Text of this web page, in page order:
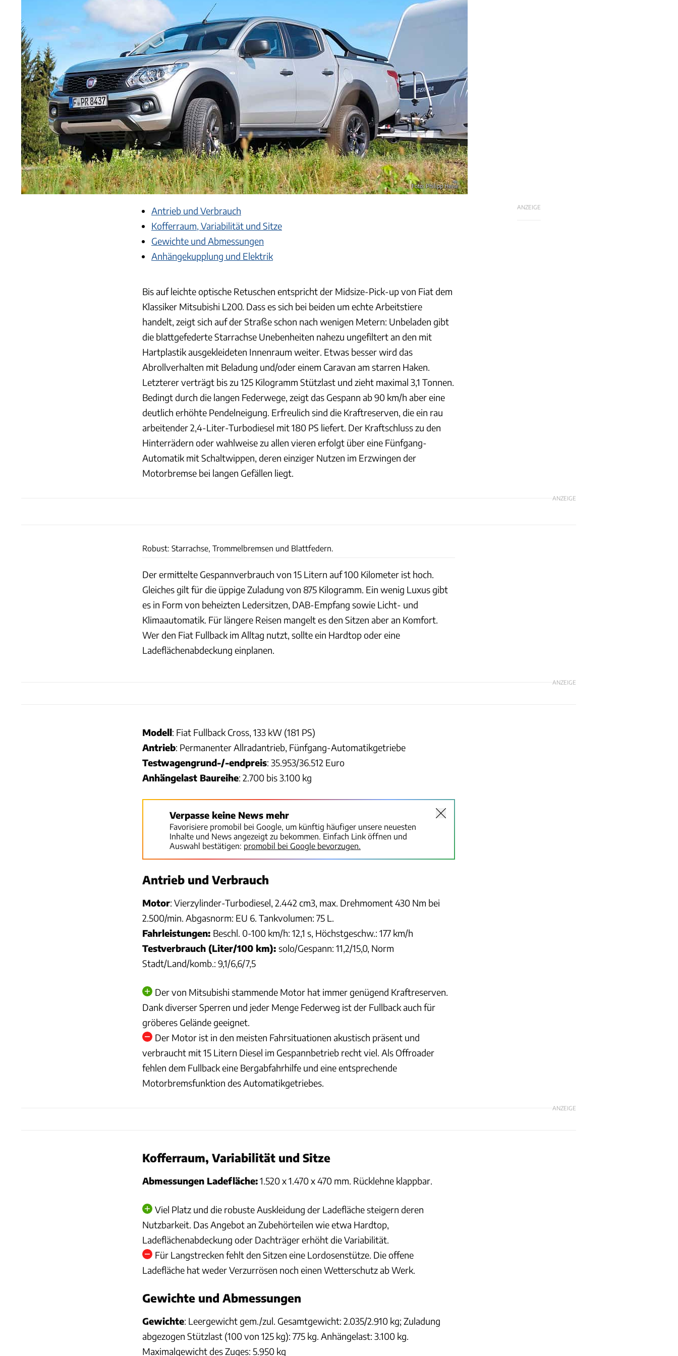
Foto: Philipp Heise
ANZEIGE
Antrieb und Verbrauch
Kofferraum, Variabilität und Sitze
Gewichte und Abmessungen
Anhängekupplung und Elektrik
Bis auf leichte optische Retuschen entspricht der Midsize-Pick-up von Fiat dem
Klassiker Mitsubishi L200. Dass es sich bei beiden um echte Arbeitstiere
handelt, zeigt sich auf der Straße schon nach wenigen Metern: Unbeladen gibt
die blattgefederte Starrachse Unebenheiten nahezu ungefiltert an den mit
Hartplastik ausgekleideten Innenraum weiter. Etwas besser wird das
Abrollverhalten mit Beladung und/oder einem Caravan am starren Haken.
Letzterer verträgt bis zu 125 Kilogramm Stützlast und zieht maximal 3,1 Tonnen.
Bedingt durch die langen Federwege, zeigt das Gespann ab 90 km/h aber eine
deutlich erhöhte Pendelneigung. Erfreulich sind die Kraftreserven, die ein rau
arbeitender 2,4-Liter-Turbodiesel mit 180 PS liefert. Der Kraftschluss zu den
Hinterrädern oder wahlweise zu allen vieren erfolgt über eine Fünfgang-
Automatik mit Schaltwippen, deren einziger Nutzen im Erzwingen der
Motorbremse bei langen Gefällen liegt.
ANZEIGE
Robust: Starrachse, Trommelbremsen und Blattfedern.
Der ermittelte Gespannverbrauch von 15 Litern auf 100 Kilometer ist hoch.
Gleiches gilt für die üppige Zuladung von 875 Kilogramm. Ein wenig Luxus gibt
es in Form von beheizten Ledersitzen, DAB-Empfang sowie Licht- und
Klimaautomatik. Für längere Reisen mangelt es den Sitzen aber an Komfort.
Wer den Fiat Fullback im Alltag nutzt, sollte ein Hardtop oder eine
Ladeflächenabdeckung einplanen.
ANZEIGE
Modell: Fiat Fullback Cross, 133 kW (181 PS)
Antrieb: Permanenter Allradantrieb, Fünfgang-Automatikgetriebe
Testwagengrund-/-endpreis: 35.953/36.512 Euro
Anhängelast Baureihe: 2.700 bis 3.100 kg
Verpasse keine News mehr
Favorisiere promobil bei Google, um künftig häufiger unsere neuesten
Inhalte und News angezeigt zu bekommen. Einfach Link öffnen und
Auswahl bestätigen: promobil bei Google bevorzugen.
Antrieb und Verbrauch
Motor: Vierzylinder-Turbodiesel, 2.442 cm3, max. Drehmoment 430 Nm bei
2.500/min. Abgasnorm: EU 6. Tankvolumen: 75 L.
Fahrleistungen: Beschl. 0-100 km/h: 12,1 s, Höchstgeschw.: 177 km/h
Testverbrauch (Liter/100 km): solo/Gespann: 11,2/15,0, Norm
Stadt/Land/komb.: 9,1/6,6/7,5
Der von Mitsubishi stammende Motor hat immer genügend Kraftreserven.
Dank diverser Sperren und jeder Menge Federweg ist der Fullback auch für
gröberes Gelände geeignet.
Der Motor ist in den meisten Fahrsituationen akustisch präsent und
verbraucht mit 15 Litern Diesel im Gespannbetrieb recht viel. Als Offroader
fehlen dem Fullback eine Bergabfahrhilfe und eine entsprechende
Motorbremsfunktion des Automatikgetriebes.
ANZEIGE
Kofferraum, Variabilität und Sitze
Abmessungen Ladefläche:1.520 x 1.470 x 470 mm. Rücklehne klappbar.
Viel Platz und die robuste Auskleidung der Ladefläche steigern deren
Nutzbarkeit. Das Angebot an Zubehörteilen wie etwa Hardtop,
Ladeflächenabdeckung oder Dachträger erhöht die Variabilität.
Für Langstrecken fehlt den Sitzen eine Lordosenstütze. Die offene
Ladefläche hat weder Verzurrösen noch einen Wetterschutz ab Werk.
Gewichte und Abmessungen
Gewichte: Leergewicht gem./zul. Gesamtgewicht: 2.035/2.910 kg; Zuladung
abgezogen Stützlast (100 von 125 kg): 775 kg. Anhängelast: 3.100 kg.
Maximalgewicht des Zuges: 5.950 kg